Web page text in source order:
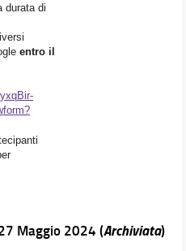
durata di
entro il
Bir-
Maggio 2024 (Archiviata)